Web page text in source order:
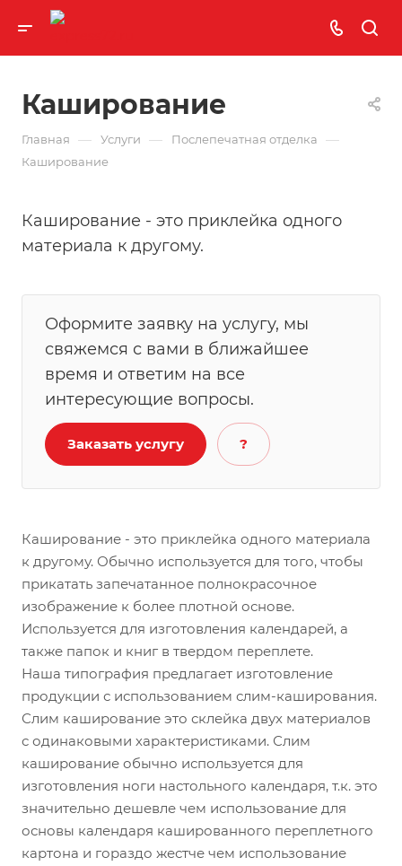
Каширование
Главная — Услуги — Послепечатная отделка —
Каширование
Каширование - это приклейка одного
материала к другому.
Оформите заявку на услугу, мы
свяжемся с вами в ближайшее
время и ответим на все
интересующие вопросы.
Заказать услугу ?
Каширование - это приклейка одного материала
к другому. Обычно используется для того, чтобы
прикатать запечатанное полнокрасочное
изображение к более плотной основе.
Используется для изготовления календарей, а
также папок и книг в твердом переплете.
Наша типография предлагает изготовление
продукции с использованием слим-каширования.
Слим каширование это склейка двух материалов
с одинаковыми характеристиками. Слим
каширование обычно используется для
изготовления ноги настольного календаря, т.к. это
значительно дешевле чем использование для
основы календаря кашированного переплетного
картона и гораздо жестче чем использование